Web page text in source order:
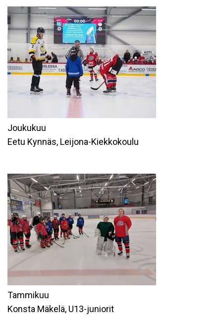
Joukukuu
Eetu Kynnäs, Leijona-Kiekkokoulu
Tammikuu
Konsta Mäkelä, U13-juniorit